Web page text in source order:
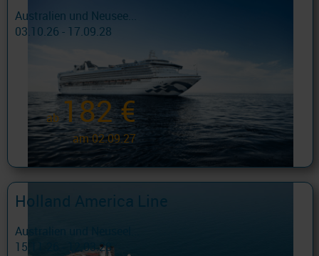
Australien und Neusee...
03.10.26 - 17.09.28
ab182 €
am 02.09.27
Holland America Line
Australien und Neuseel...
15.11.26 - 12.03.28